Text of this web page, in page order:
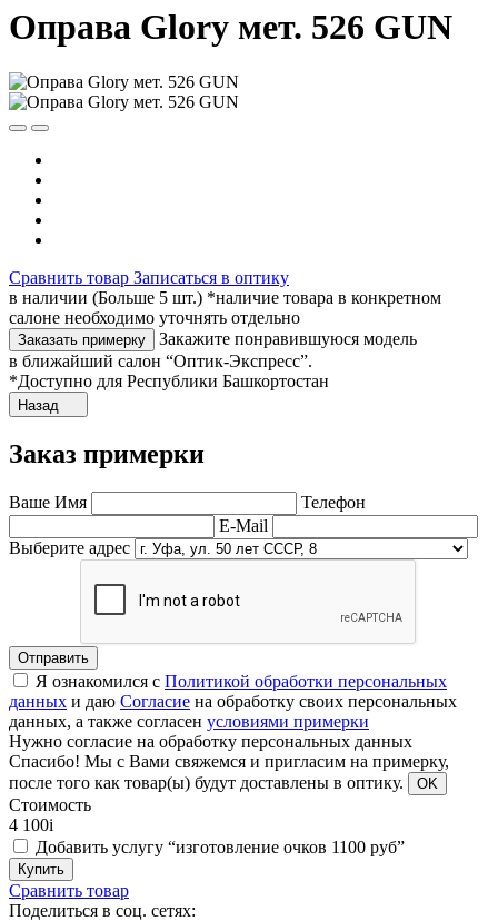
Оправа Glory мет. 526 GUN
Сравнить товар Записаться в оптику
в наличии (Больше 5 шт.) *наличие товара в конкретном
салоне необходимо уточнять отдельно
Заказать примерку
Закажите понравившуюся модель
в ближайший салон “Оптик-Экспресс”.
*Доступно для Республики Башкортостан
Назад
Заказ примерки
Ваше Имя
Телефон
E-Mail
Выберите адрес
Отправить
Я ознакомился с Политикой обработки персональных
данных и даю Согласие на обработку своих персональных
данных, а также согласен условиями примерки
Нужно согласие на обработку персональных данных
Спасибо! Мы с Вами свяжемся и пригласим на примерку,
после того как товар(ы) будут доставлены в оптику.
OK
Стоимость
4 100i
Добавить услугу “изготовление очков 1100 руб”
Купить
Сравнить товар
Поделиться в соц. сетях: